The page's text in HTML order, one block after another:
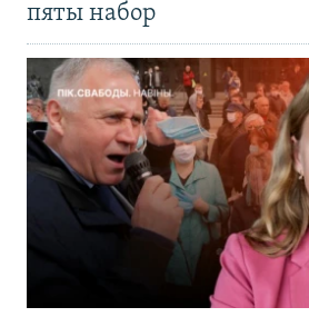
пяты набор